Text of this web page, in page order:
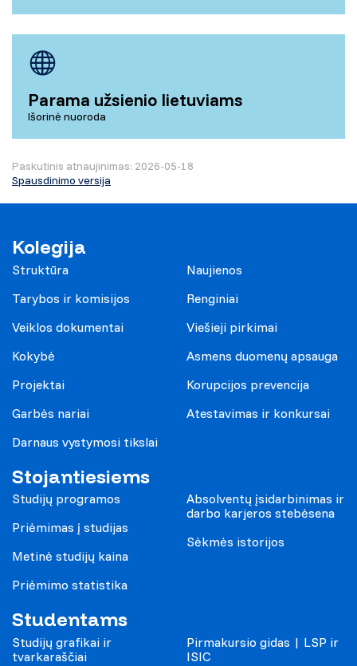
Parama užsienio lietuviams
Išorinė nuoroda
Paskutinis atnaujinimas: 2026-05-18
Spausdinimo versija
Kolegija
Struktūra
Tarybos ir komisijos
Veiklos dokumentai
Kokybė
Projektai
Garbės nariai
Darnaus vystymosi tikslai
Naujienos
Renginiai
Viešieji pirkimai
Asmens duomenų apsauga
Korupcijos prevencija
Atestavimas ir konkursai
Stojantiesiems
Studijų programos
Priėmimas į studijas
Metinė studijų kaina
Priėmimo statistika
Absolventų įsidarbinimas ir
darbo karjeros stebėsena
Sėkmės istorijos
Studentams
Studijų grafikai ir
tvarkaraščiai
Pirmakursio gidas | LSP ir
ISIC